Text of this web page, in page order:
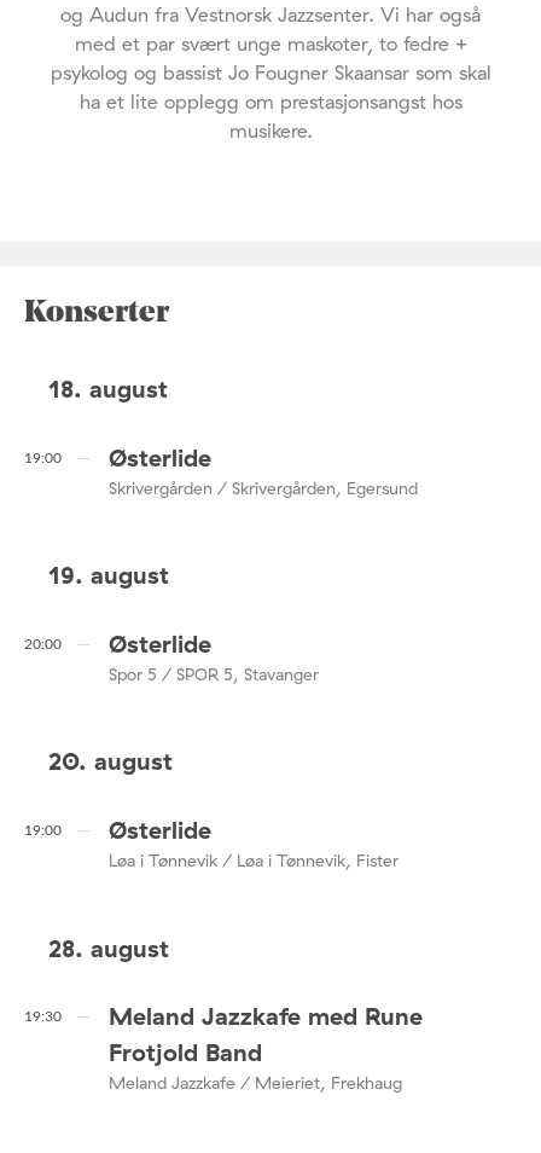
og Audun fra Vestnorsk Jazzsenter. Vi har også
med et par svært unge maskoter, to fedre +
psykolog og bassist Jo Fougner Skaansar som skal
ha et lite opplegg om prestasjonsangst hos
musikere.
Konserter
18. august
19:00 Østerlide
Skrivergården / Skrivergården, Egersund
19. august
20:00 Østerlide
Spor 5 / SPOR 5, Stavanger
20. august
19:00 Østerlide
Løa i Tønnevik / Løa i Tønnevik, Fister
28. august
19:30
Meland Jazzkafe med Rune
Frotjold Band
Meland Jazzkafe / Meieriet, Frekhaug